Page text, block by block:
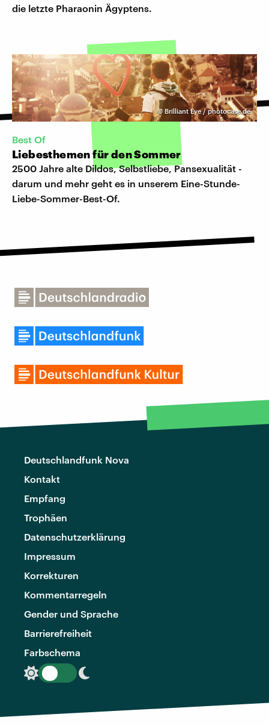
die letzte Pharaonin Ägyptens.
© Brilliant Eye / photocase.de
Best Of
Liebesthemen für den Sommer
2500 Jahre alte Dildos, Selbstliebe, Pansexualität -
darum und mehr geht es in unserem Eine-Stunde-
Liebe-Sommer-Best-Of.
Deutschlandfunk Nova
Kontakt
Empfang
Trophäen
Datenschutzerklärung
Impressum
Korrekturen
Kommentarregeln
Gender und Sprache
Barrierefreiheit
Farbschema